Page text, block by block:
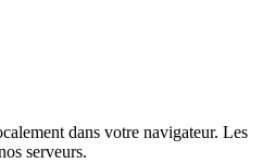
dans votre navigateur. Les
serveurs.